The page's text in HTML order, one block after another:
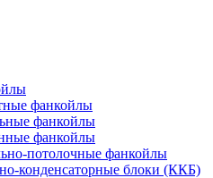
фанкойлы
фанкойлы
фанкойлы
потолочные фанкойлы
конденсаторные блоки (ККБ)